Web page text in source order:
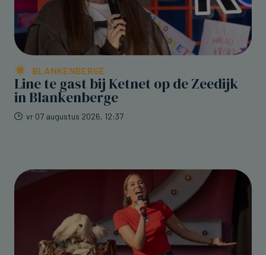
BLANKENBERGE
Line te gast bij Ketnet op de Zeedijk
in Blankenberge
vr 07 augustus 2026, 12:37